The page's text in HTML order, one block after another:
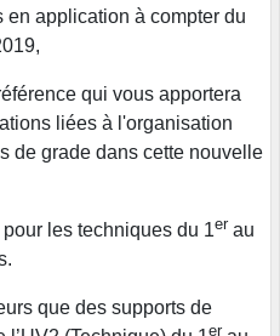
en application à compter du
qui vous apportera
liées à l'organisation
de grade dans cette nouvelle
pour les techniques du 1er au
que des supports de
er